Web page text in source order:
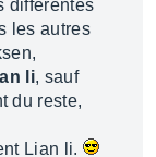
différentes
les autres
li, sauf
du reste,
Lian li.